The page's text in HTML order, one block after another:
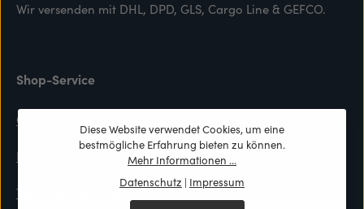
Wir versenden mit DHL, DPD, GLS, Cargo Line & GEFCO.
Shop-Service
Cookie Consent
Kontaktformular
Top-Preis Garantie
Diese Website verwendet Cookies, um eine
bestmögliche Erfahrung bieten zu können.
Mehr Informationen ...
Datenschutz | Impressum